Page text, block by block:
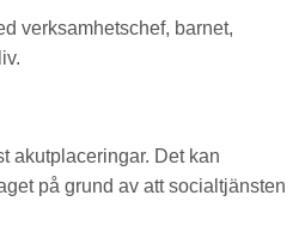
verksamhetschef, barnet,
akutplaceringar. Det kan
på grund av att socialtjänsten